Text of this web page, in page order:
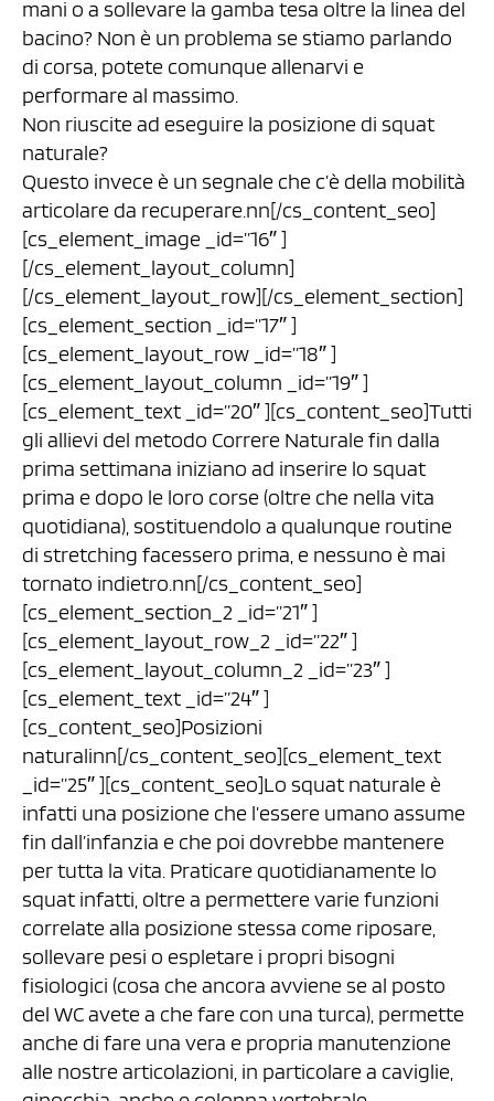
mani o a sollevare la gamba tesa oltre la linea del
bacino? Non è un problema se stiamo parlando
di corsa, potete comunque allenarvi e
performare al massimo.
Non riuscite ad eseguire la posizione di squat
naturale?
Questo invece è un segnale che c’è della mobilità
articolare da recuperare.nn[/cs_content_seo]
[cs_element_image _id=”16″ ]
[/cs_element_layout_column]
[/cs_element_layout_row][/cs_element_section]
[cs_element_section _id=”17″ ]
[cs_element_layout_row _id=”18″ ]
[cs_element_layout_column _id=”19″ ]
[cs_element_text _id=”20″ ][cs_content_seo]Tutti
gli allievi del metodo Correre Naturale fin dalla
prima settimana iniziano ad inserire lo squat
prima e dopo le loro corse (oltre che nella vita
quotidiana), sostituendolo a qualunque routine
di stretching facessero prima, e nessuno è mai
tornato indietro.nn[/cs_content_seo]
[cs_element_section_2 _id=”21″ ]
[cs_element_layout_row_2 _id=”22″ ]
[cs_element_layout_column_2 _id=”23″ ]
[cs_element_text _id=”24″ ]
[cs_content_seo]Posizioni
naturalinn[/cs_content_seo][cs_element_text
_id=”25″ ][cs_content_seo]Lo squat naturale è
infatti una posizione che l’essere umano assume
fin dall’infanzia e che poi dovrebbe mantenere
per tutta la vita. Praticare quotidianamente lo
squat infatti, oltre a permettere varie funzioni
correlate alla posizione stessa come riposare,
sollevare pesi o espletare i propri bisogni
fisiologici (cosa che ancora avviene se al posto
del WC avete a che fare con una turca), permette
anche di fare una vera e propria manutenzione
alle nostre articolazioni, in particolare a caviglie,